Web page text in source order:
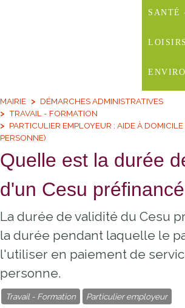
SANTÉ
LOISIRS
MAIRIE
DÉMARCHES ADMINISTRATIVES
TRAVAIL - FORMATION
PARTICULIER EMPLOYEUR : AIDE À
PERSONNE)
Quelle est la durée
d'un Cesu
La durée de validité du Cesu
la durée pendant laquelle le
l'utiliser en paiement de
personne.
Travail - Formation Particulier employeur